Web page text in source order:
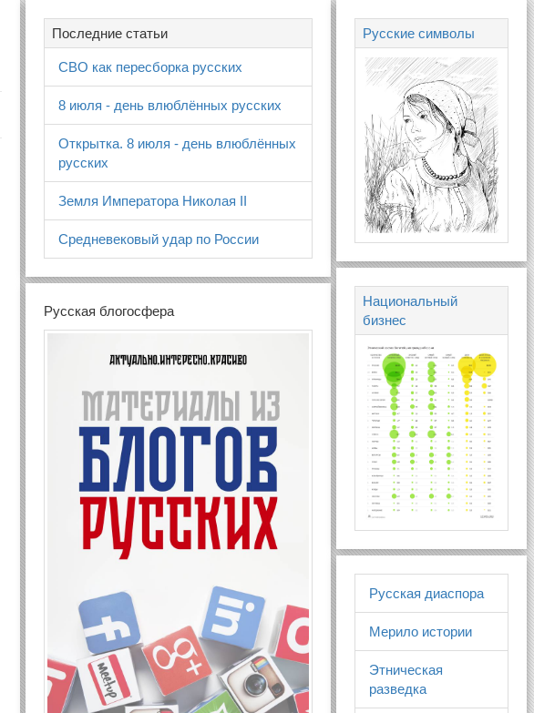
Последние статьи
СВО как пересборка русских
8 июля - день влюблённых русских
Открытка. 8 июля - день влюблённых
русских
Земля Императора Николая II
Средневековый удар по России
Русская блогосфера
Русские символы
Национальный
бизнес
Русская диаспора
Мерило истории
Этническая
разведка